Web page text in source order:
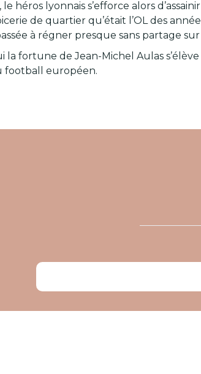
le héros lyonnais s’efforce alors
de quartier qu’était l’OL des
à régner presque sans partage
la fortune de Jean-Michel Aulas
football européen.